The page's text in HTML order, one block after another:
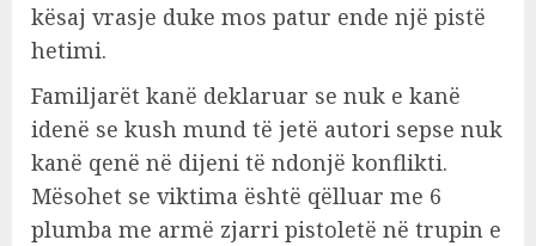
kësaj vrasje duke mos patur ende një pistë
hetimi.
Familjarët kanë deklaruar se nuk e kanë
idenë se kush mund të jetë autori sepse nuk
kanë qenë në dijeni të ndonjë konflikti.
Mësohet se viktima është qëlluar me 6
plumba me armë zjarri pistoletë në trupin e